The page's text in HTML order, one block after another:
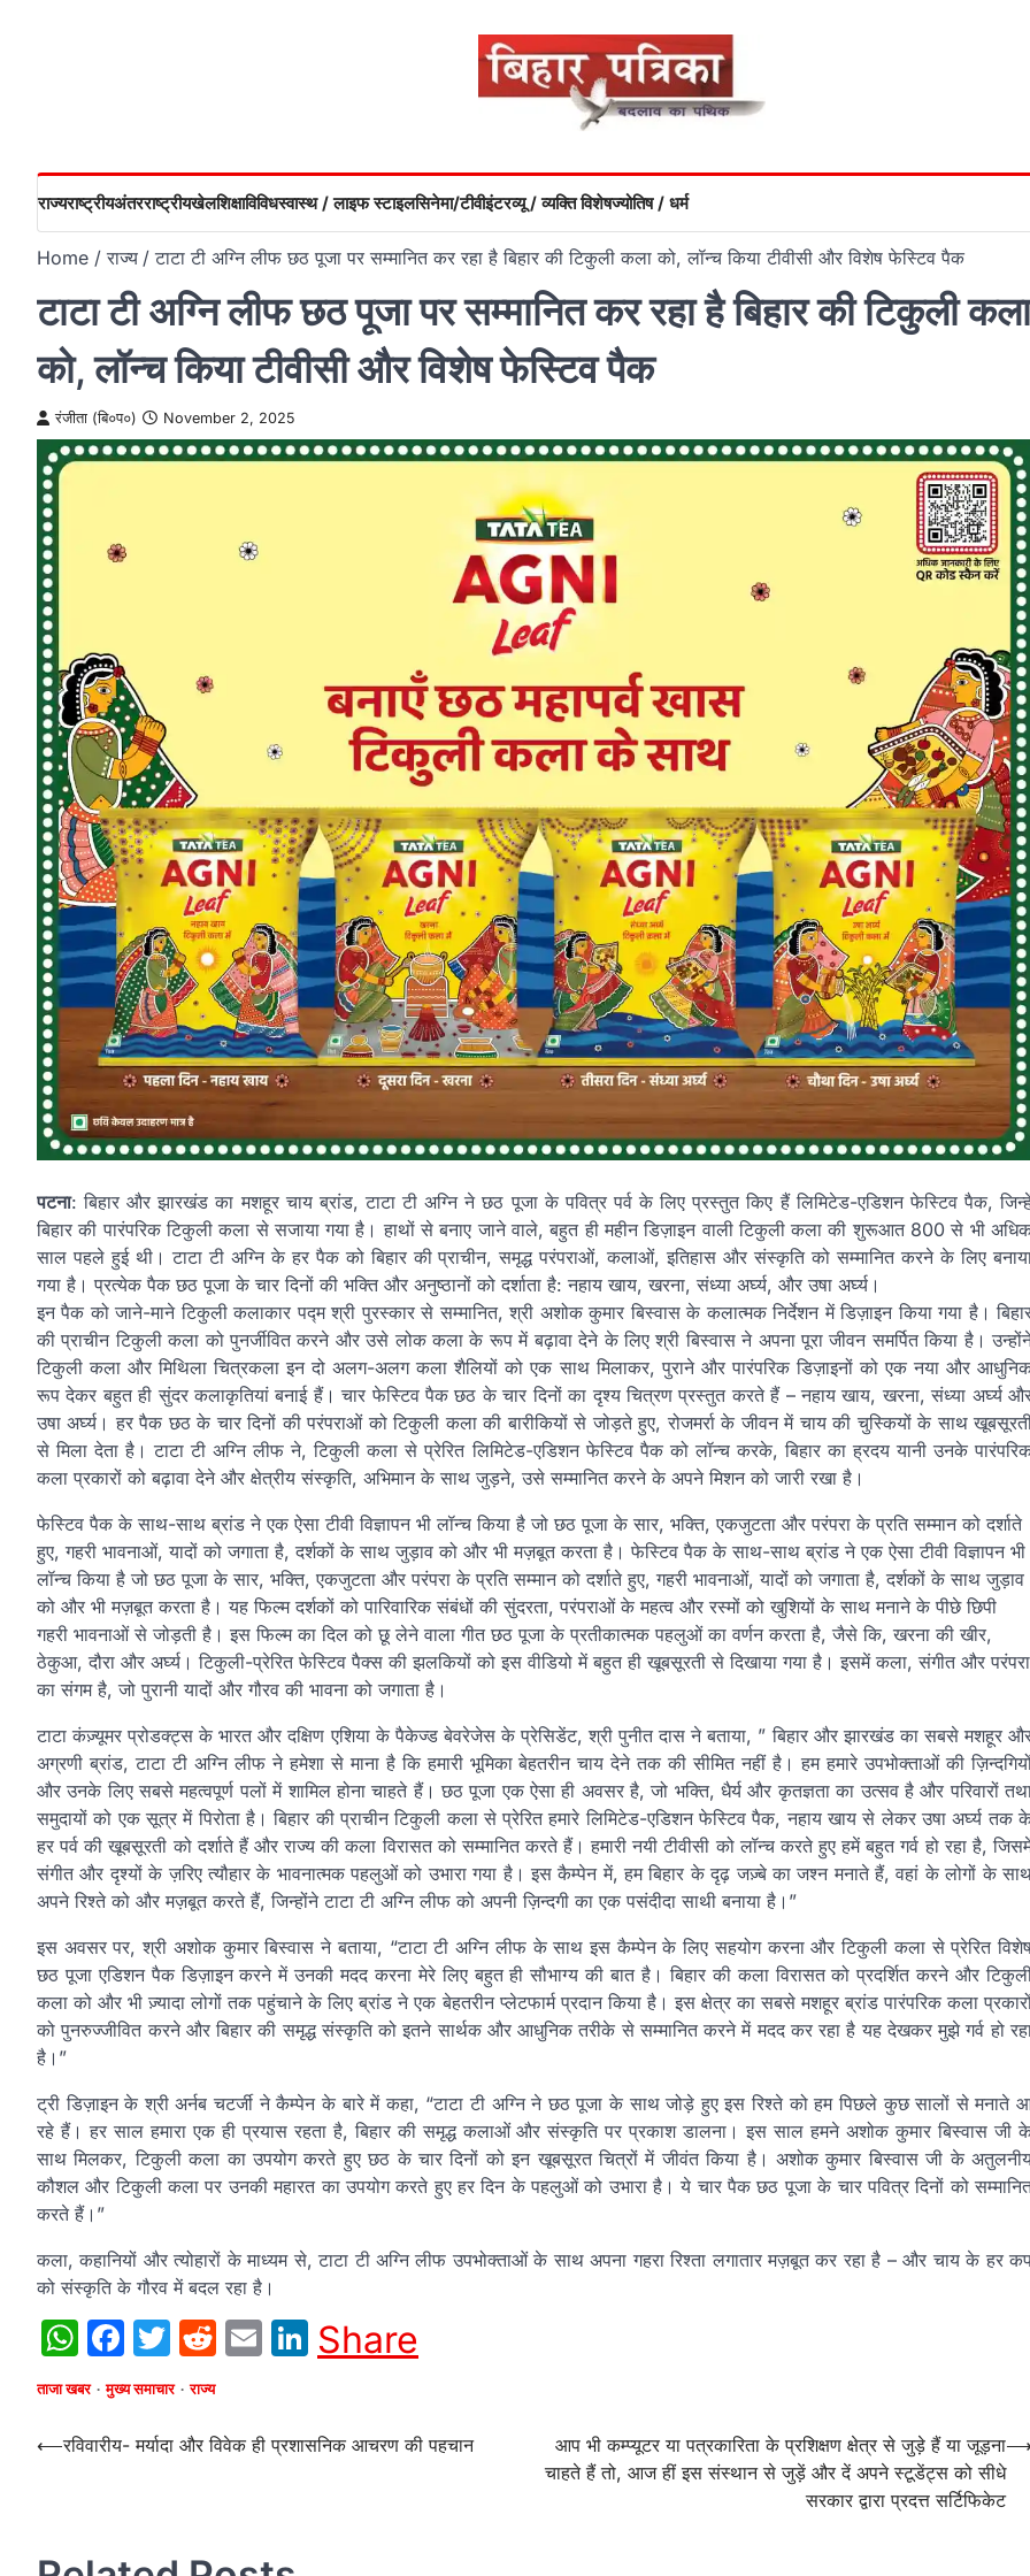
राज्यराष्ट्रीयअंतरराष्ट्रीयखेलशिक्षाविविधस्वास्थ / लाइफ स्टाइलसिनेमा/टीवीइंटरव्यू / व्यक्ति विशेषज्योतिष / धर्म
Home राज्य टाटा टी अग्नि लीफ छठ पूजा पर सम्मानित कर रहा है बिहार की टिकुली कला को, लॉन्च किया टीवीसी और विशेष फेस्टिव पैक
टाटा टी अग्नि लीफ छठ पूजा पर सम्मानित कर रहा है बिहार की टिकुली कला
को, लॉन्च किया टीवीसी और विशेष फेस्टिव पैक
रंजीता (बि०प०) November 2, 2025
पटना: बिहार और झारखंड का मशहूर चाय ब्रांड, टाटा टी अग्नि ने छठ पूजा के पवित्र पर्व के लिए प्रस्तुत किए हैं लिमिटेड-एडिशन फेस्टिव पैक,
बिहार की पारंपरिक टिकुली कला से सजाया गया है। हाथों से बनाए जाने वाले, बहुत ही महीन डिज़ाइन वाली टिकुली कला की शुरूआत 800 से भी
साल पहले हुई थी। टाटा टी अग्नि के हर पैक को बिहार की प्राचीन, समृद्ध परंपराओं, कलाओं, इतिहास और संस्कृति को सम्मानित करने के लिए
गया है। प्रत्येक पैक छठ पूजा के चार दिनों की भक्ति और अनुष्ठानों को दर्शाता है: नहाय खाय, खरना, संध्या अर्घ्य, और उषा अर्घ्य।
इन पैक को जाने-माने टिकुली कलाकार पद्म श्री पुरस्कार से सम्मानित, श्री अशोक कुमार बिस्वास के कलात्मक निर्देशन में डिज़ाइन किया गया है।
की प्राचीन टिकुली कला को पुनर्जीवित करने और उसे लोक कला के रूप में बढ़ावा देने के लिए श्री बिस्वास ने अपना पूरा जीवन समर्पित किया है।
टिकुली कला और मिथिला चित्रकला इन दो अलग-अलग कला शैलियों को एक साथ मिलाकर, पुराने और पारंपरिक डिज़ाइनों को एक नया और
रूप देकर बहुत ही सुंदर कलाकृतियां बनाई हैं। चार फेस्टिव पैक छठ के चार दिनों का दृश्य चित्रण प्रस्तुत करते हैं – नहाय खाय, खरना, संध्या अर्घ्य
उषा अर्घ्य। हर पैक छठ के चार दिनों की परंपराओं को टिकुली कला की बारीकियों से जोड़ते हुए, रोजमर्रा के जीवन में चाय की चुस्कियों के साथ
से मिला देता है। टाटा टी अग्नि लीफ ने, टिकुली कला से प्रेरित लिमिटेड-एडिशन फेस्टिव पैक को लॉन्च करके, बिहार का ह्रदय यानी उनके
कला प्रकारों को बढ़ावा देने और क्षेत्रीय संस्कृति, अभिमान के साथ जुड़ने, उसे सम्मानित करने के अपने मिशन को जारी रखा है।
फेस्टिव पैक के साथ-साथ ब्रांड ने एक ऐसा टीवी विज्ञापन भी लॉन्च किया है जो छठ पूजा के सार, भक्ति, एकजुटता और परंपरा के प्रति सम्मान को दर्शाते
हुए, गहरी भावनाओं, यादों को जगाता है, दर्शकों के साथ जुड़ाव को और भी मज़बूत करता है। फेस्टिव पैक के साथ-साथ ब्रांड ने एक ऐसा टीवी विज्ञापन भी
लॉन्च किया है जो छठ पूजा के सार, भक्ति, एकजुटता और परंपरा के प्रति सम्मान को दर्शाते हुए, गहरी भावनाओं, यादों को जगाता है, दर्शकों के साथ जुड़ाव
को और भी मज़बूत करता है। यह फिल्म दर्शकों को पारिवारिक संबंधों की सुंदरता, परंपराओं के महत्व और रस्मों को खुशियों के साथ मनाने के पीछे छिपी
गहरी भावनाओं से जोड़ती है। इस फिल्म का दिल को छू लेने वाला गीत छठ पूजा के प्रतीकात्मक पहलुओं का वर्णन करता है, जैसे कि, खरना की खीर,
ठेकुआ, दौरा और अर्घ्य। टिकुली-प्रेरित फेस्टिव पैक्स की झलकियों को इस वीडियो में बहुत ही खूबसूरती से दिखाया गया है। इसमें कला, संगीत और परंपरा
का संगम है, जो पुरानी यादों और गौरव की भावना को जगाता है।
टाटा कंज़्यूमर प्रोडक्ट्स के भारत और दक्षिण एशिया के पैकेज्ड बेवरेजेस के प्रेसिडेंट, श्री पुनीत दास ने बताया, ” बिहार और झारखंड का सबसे मशहूर
अग्रणी ब्रांड, टाटा टी अग्नि लीफ ने हमेशा से माना है कि हमारी भूमिका बेहतरीन चाय देने तक की सीमित नहीं है। हम हमारे उपभोक्ताओं की
और उनके लिए सबसे महत्वपूर्ण पलों में शामिल होना चाहते हैं। छठ पूजा एक ऐसा ही अवसर है, जो भक्ति, धैर्य और कृतज्ञता का उत्सव है और परिवारों
समुदायों को एक सूत्र में पिरोता है। बिहार की प्राचीन टिकुली कला से प्रेरित हमारे लिमिटेड-एडिशन फेस्टिव पैक, नहाय खाय से लेकर उषा अर्घ्य तक
हर पर्व की खूबसूरती को दर्शाते हैं और राज्य की कला विरासत को सम्मानित करते हैं। हमारी नयी टीवीसी को लॉन्च करते हुए हमें बहुत गर्व हो रहा है,
संगीत और दृश्यों के ज़रिए त्यौहार के भावनात्मक पहलुओं को उभारा गया है। इस कैम्पेन में, हम बिहार के दृढ़ जज़्बे का जश्न मनाते हैं, वहां के लोगों के
अपने रिश्ते को और मज़बूत करते हैं, जिन्होंने टाटा टी अग्नि लीफ को अपनी ज़िन्दगी का एक पसंदीदा साथी बनाया है।”
इस अवसर पर, श्री अशोक कुमार बिस्वास ने बताया, “टाटा टी अग्नि लीफ के साथ इस कैम्पेन के लिए सहयोग करना और टिकुली कला से प्रेरित
छठ पूजा एडिशन पैक डिज़ाइन करने में उनकी मदद करना मेरे लिए बहुत ही सौभाग्य की बात है। बिहार की कला विरासत को प्रदर्शित करने और
कला को और भी ज़्यादा लोगों तक पहुंचाने के लिए ब्रांड ने एक बेहतरीन प्लेटफार्म प्रदान किया है। इस क्षेत्र का सबसे मशहूर ब्रांड पारंपरिक कला
को पुनरुज्जीवित करने और बिहार की समृद्ध संस्कृति को इतने सार्थक और आधुनिक तरीके से सम्मानित करने में मदद कर रहा है यह देखकर मुझे गर्व हो
है।”
ट्री डिज़ाइन के श्री अर्नब चटर्जी ने कैम्पेन के बारे में कहा, “टाटा टी अग्नि ने छठ पूजा के साथ जोड़े हुए इस रिश्ते को हम पिछले कुछ सालों से मनाते
रहे हैं। हर साल हमारा एक ही प्रयास रहता है, बिहार की समृद्ध कलाओं और संस्कृति पर प्रकाश डालना। इस साल हमने अशोक कुमार बिस्वास जी
साथ मिलकर, टिकुली कला का उपयोग करते हुए छठ के चार दिनों को इन खूबसूरत चित्रों में जीवंत किया है। अशोक कुमार बिस्वास जी के
कौशल और टिकुली कला पर उनकी महारत का उपयोग करते हुए हर दिन के पहलुओं को उभारा है। ये चार पैक छठ पूजा के चार पवित्र दिनों को
करते हैं।”
कला, कहानियों और त्योहारों के माध्यम से, टाटा टी अग्नि लीफ उपभोक्ताओं के साथ अपना गहरा रिश्ता लगातार मज़बूत कर रहा है – और चाय के हर
को संस्कृति के गौरव में बदल रहा है।
WhatsApp
Facebook
Twitter
Reddit
EmailLinkedIn
Share
ताजा खबर मुख्य समाचार राज्य
Post
⟵रविवारीय- मर्यादा और विवेक ही प्रशासनिक आचरण की पहचान
आप भी कम्प्यूटर या पत्रकारिता के प्रशिक्षण क्षेत्र से जुड़े हैं या जूड़ना
चाहते हैं तो, आज हीं इस संस्थान से जुड़ें और दें अपने स्टूडेंट्स को सीधे
सरकार द्वारा प्रदत्त सर्टिफिकेट
⟶